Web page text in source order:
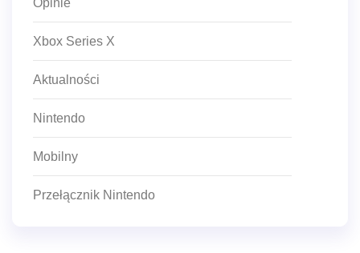
Xbox Series X
Aktualności
Nintendo
Mobilny
Przełącznik Nintendo